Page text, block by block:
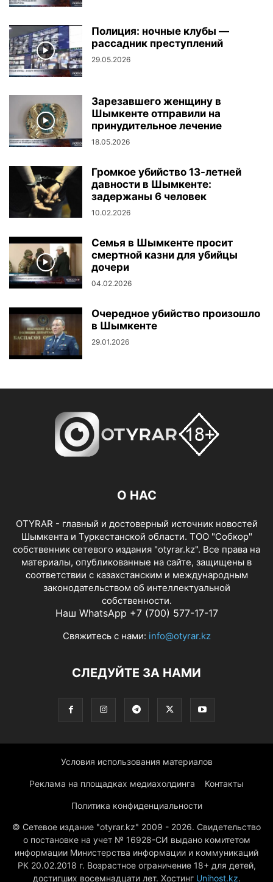
Полиция: ночные клубы —
рассадник преступлений
29.05.2026
Зарезавшего женщину в
Шымкенте отправили на
принудительное лечение
18.05.2026
Громкое убийство 13-летней
давности в Шымкенте:
задержаны 6 человек
10.02.2026
Семья в Шымкенте просит
смертной казни для убийцы
дочери
04.02.2026
Очередное убийство произошло
в Шымкенте
29.01.2026
О НАС
OTYRAR - главный и достоверный источник новостей
Шымкента и Туркестанской области. ТОО "Собкор"
собственник сетевого издания "otyrar.kz". Все права на
материалы, опубликованные на сайте, защищены в
соответствии с казахстанским и международным
законодательством об интеллектуальной
собственности.
Наш WhatsApp +7 (700) 577-17-17
Свяжитесь с нами: info@otyrar.kz
СЛЕДУЙТЕ ЗА НАМИ
Условия использования материалов
Реклама на площадках медиахолдинга Контакты
Политика конфиденциальности
© Сетевое издание "otyrar.kz" 2009 - 2026. Свидетельство
о постановке на учет № 16928-СИ выдано комитетом
информации Министерства информации и коммуникаций
РК 20.02.2018 г. Возрастное ограничение 18+ для детей,
достигших восемнадцати лет. Хостинг Unihost.kz.